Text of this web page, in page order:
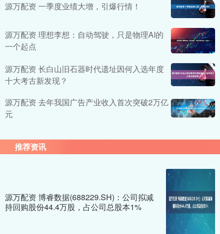
源万配资 一季度业绩大增，引爆行情！
源万配资 理想李想：自动驾驶，只是物理AI的
一个起点
源万配资 长白山旧石器时代遗址因何入选年度
十大考古新发现？
源万配资 去年我国广告产业收入首次突破2万亿
元
推荐资讯
源万配资 博睿数据(688229.SH)：公司拟减
持回购股份44.4万股，占公司总股本1%